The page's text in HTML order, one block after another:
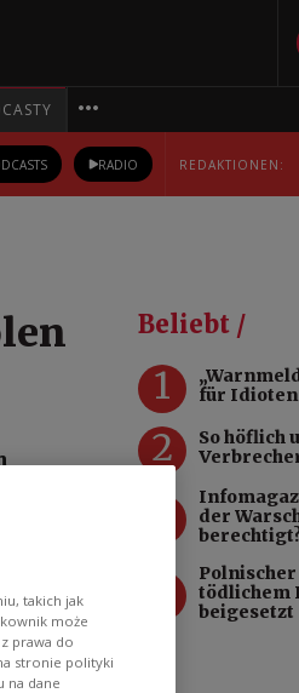
RADIO REDAKTIONEN:
will
den
Beliebt /
1
für
2
So höflich
der
tödlichem
beigesetzt
takich jak
może
prawa do
stronie polityki
na dane